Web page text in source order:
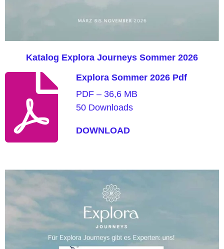
Katalog Explora Journeys Sommer 2026
Explora Sommer 2026 Pdf
PDF – 36,6 MB
50 Downloads
DOWNLOAD